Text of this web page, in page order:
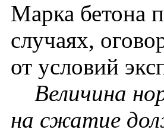
Марка бетона
случаях,
от условий
Величина
на сжатие